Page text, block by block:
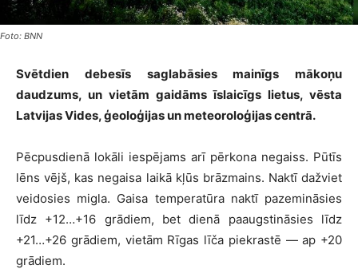
Foto: BNN
Svētdien debesīs saglabāsies mainīgs mākoņu
daudzums, un vietām gaidāms īslaicīgs lietus, vēsta
Latvijas Vides, ģeoloģijas un meteoroloģijas centrā.
Pēcpusdienā lokāli iespējams arī pērkona negaiss. Pūtīs
lēns vējš, kas negaisa laikā kļūs brāzmains. Naktī dažviet
veidosies migla. Gaisa temperatūra naktī pazemināsies
līdz +12…+16 grādiem, bet dienā paaugstināsies līdz
+21…+26 grādiem, vietām Rīgas līča piekrastē — ap +20
grādiem.